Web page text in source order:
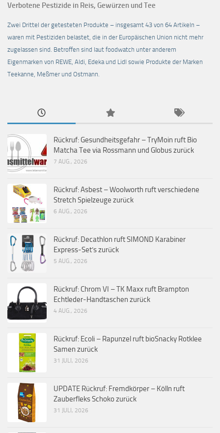
Verbotene Pestizide in Reis, Gewürzen und Tee
Zwei Drittel der getesteten Produkte – insgesamt 43 von 64 Artikeln –
waren mit Pestiziden belastet, die in der Europäischen Union nicht mehr
zugelassen sind. Betroffen sind laut foodwatch unter anderem
Eigenmarken von REWE, Aldi, Edeka und Lidl sowie Produkte der Marken
Teekanne, Meßmer und Ostmann.
Rückruf: Gesundheitsgefahr – TryMoin ruft Bio
Matcha Tee via Rossmann und Globus zurück
7 AUG., 2026
Rückruf: Asbest – Woolworth ruft verschiedene
Stretch Spielzeuge zurück
6 AUG., 2026
Rückruf: Decathlon ruft SIMOND Karabiner
Express-Set’s zurück
5 AUG., 2026
Rückruf: Chrom VI – TK Maxx ruft Brampton
Echtleder-Handtaschen zurück
4 AUG., 2026
Rückruf: Ecoli – Rapunzel ruft bioSnacky Rotklee
Samen zurück
31 JULI, 2026
UPDATE Rückruf: Fremdkörper – Kölln ruft
Zauberfleks Schoko zurück
31 JULI, 2026